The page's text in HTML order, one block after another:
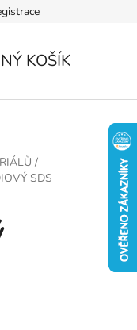
KOŠÍK
/
SDS